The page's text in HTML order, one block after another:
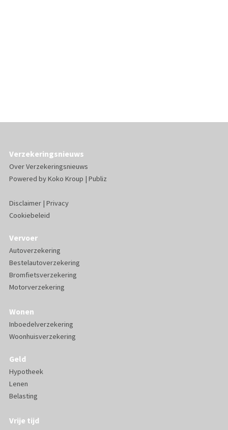
Verzekeringsnieuws
Over Verzekeringsnieuws
Powered byKoko Kroup | Publiz
Disclaimer| Privacy
Cookiebeleid
Vervoer
Autoverzekering
Bestelautoverzekering
Bromfietsverzekering
Motorverzekering
Wonen
Inboedelverzekering
Woonhuisverzekering
Geld
Hypotheek
Lenen
Belasting
Vrije tijd